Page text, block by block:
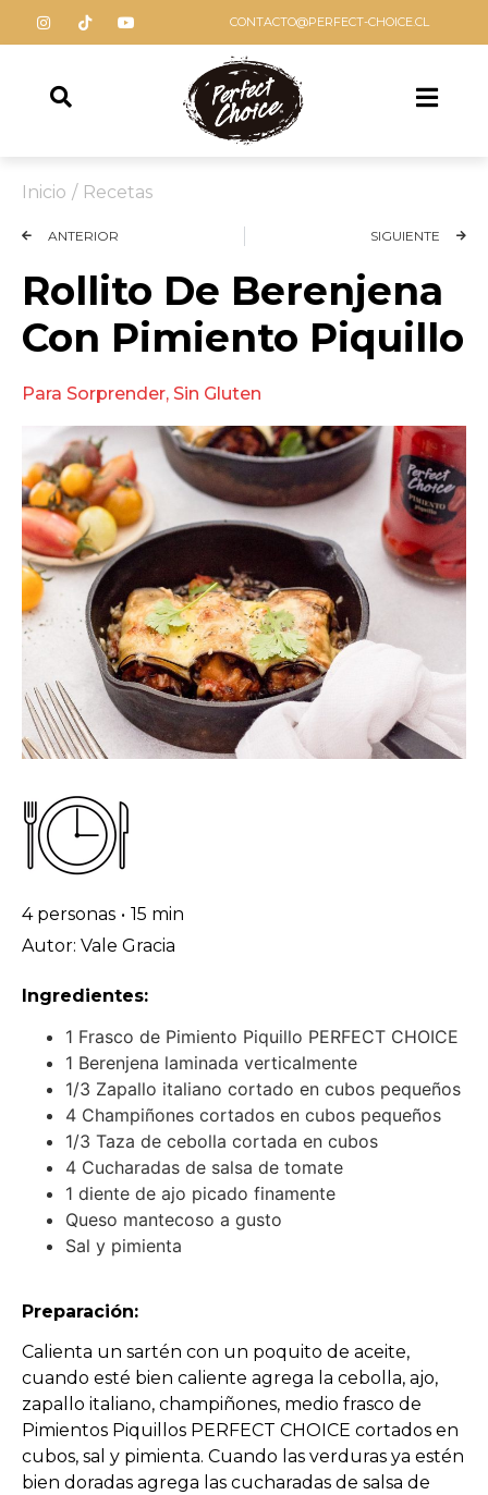
CONTACTO@PERFECT-CHOICE.CL
Inicio / Recetas
ANTERIOR SIGUIENTE
Rollito De Berenjena
Con Pimiento Piquillo
Para Sorprender, Sin Gluten
4 personas • 15 min
Autor: Vale Gracia
Ingredientes:
1 Frasco de Pimiento Piquillo PERFECT CHOICE
1 Berenjena laminada verticalmente
1/3 Zapallo italiano cortado en cubos pequeños
4 Champiñones cortados en cubos pequeños
1/3 Taza de cebolla cortada en cubos
4 Cucharadas de salsa de tomate
1 diente de ajo picado finamente
Queso mantecoso a gusto
Sal y pimienta
Preparación:
Calienta un sartén con un poquito de aceite,
cuando esté bien caliente agrega la cebolla, ajo,
zapallo italiano, champiñones, medio frasco de
Pimientos Piquillos PERFECT CHOICE cortados en
cubos, sal y pimienta. Cuando las verduras ya estén
bien doradas agrega las cucharadas de salsa de